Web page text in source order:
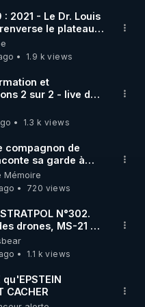
(stages,
SUR ODYSEE
aussi sur la
: 2021 - Le Dr. Louis
le plateau
!
1.9 k views
et
2 sur 2 - live du
1.3 k views
compagnon de
sa garde à
PARTAGEZ!
Mémoire
720 views
N°302.
drones, MS-21 en
coréens.
1.1 k views
qu'EPSTEIN
CACHER